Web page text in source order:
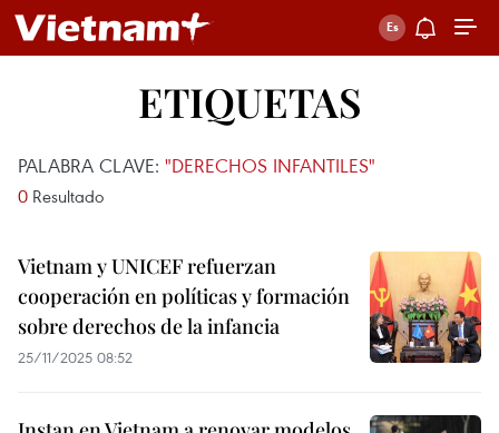
ETIQUETAS
PALABRA CLAVE: "DERECHOS INFANTILES"
0 Resultado
Vietnam y UNICEF refuerzan
cooperación en políticas y formación
sobre derechos de la infancia
25/11/2025 08:52